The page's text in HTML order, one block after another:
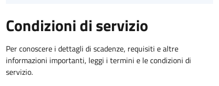
Condizioni di servizio
Per conoscere i dettagli di scadenze, requisiti e altre
informazioni importanti, leggi i termini e le condizioni di
servizio.